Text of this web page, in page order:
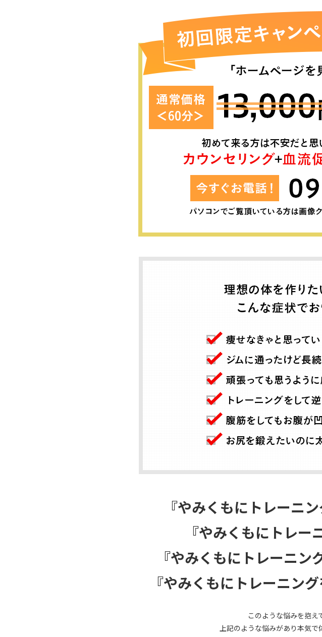
リスクマネジメントも重
2023/12/22
2023/12/21 環境を変えるだけで全
2023/12/20 失敗を恐れる人間には
『やみくもにトレーニ
『やみくもにトレー
『やみくもにトレーニン
『やみくもにトレーニン
このような悩みを抱え
上記のような悩みがあり本気で